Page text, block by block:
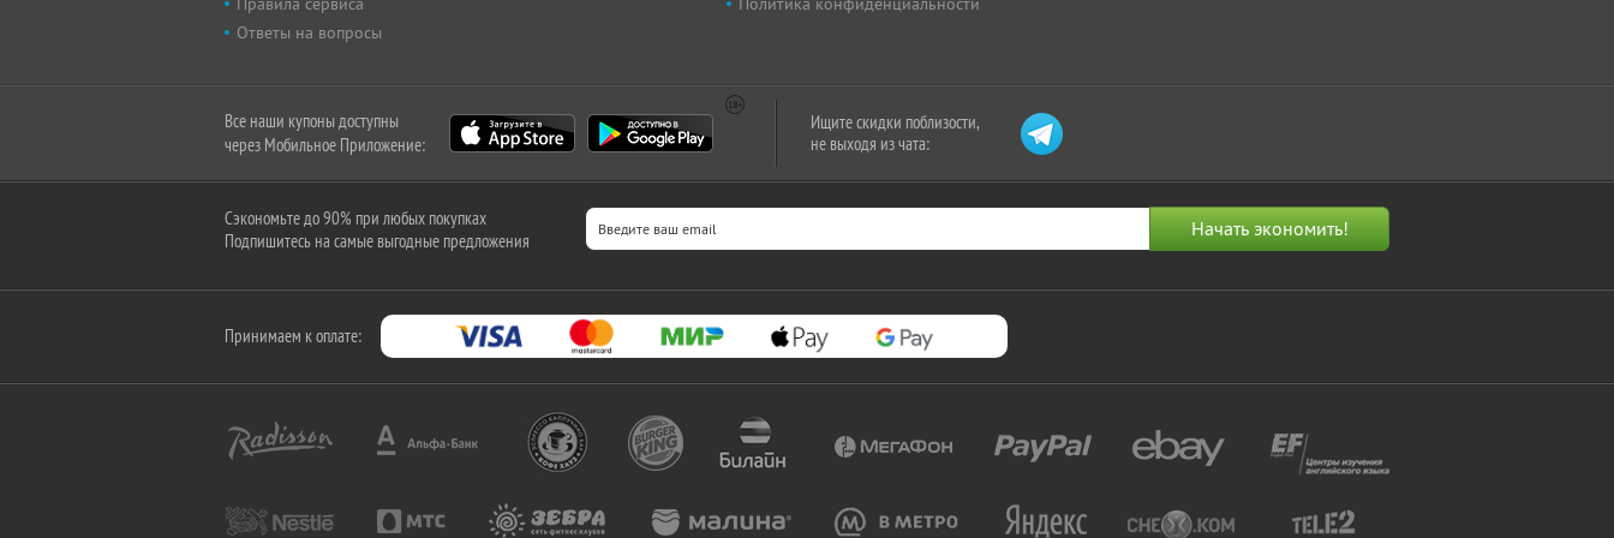
Ответы на вопросы
Все наши купоны доступны
через Мобильное Приложение:
Ищите скидки поблизости,
не выходя из чата:
Сэкономьте до 90% при любых покупках
Подпишитесь на самые выгодные предложения
Принимаем к оплате: